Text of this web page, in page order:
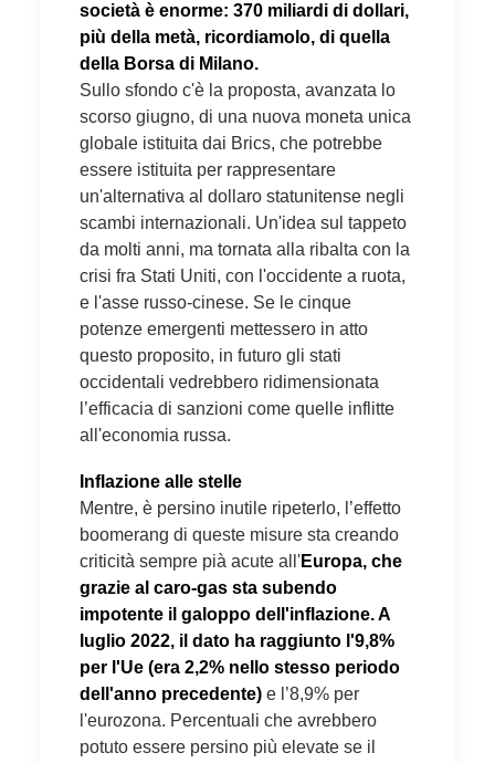
società è enorme: 370 miliardi di dollari,
più della metà, ricordiamolo, di quella
della Borsa di Milano.
Sullo sfondo c'è la proposta, avanzata lo
scorso giugno, di una nuova moneta unica
globale istituita dai Brics, che potrebbe
essere istituita per rappresentare
un'alternativa al dollaro statunitense negli
scambi internazionali. Un'idea sul tappeto
da molti anni, ma tornata alla ribalta con la
crisi fra Stati Uniti, con l'occidente a ruota,
e l'asse russo-cinese. Se le cinque
potenze emergenti mettessero in atto
questo proposito, in futuro gli stati
occidentali vedrebbero ridimensionata
l’efficacia di sanzioni come quelle inflitte
all'economia russa.
Inflazione alle stelle
Mentre, è persino inutile ripeterlo, l’effetto
boomerang di queste misure sta creando
criticità sempre pià acute all'Europa, che
grazie al caro-gas sta subendo
impotente il galoppo dell'inflazione. A
luglio 2022, il dato ha raggiunto l'9,8%
per l'Ue (era 2,2% nello stesso periodo
dell'anno precedente) e l’8,9% per
l'eurozona. Percentuali che avrebbero
potuto essere persino più elevate se il